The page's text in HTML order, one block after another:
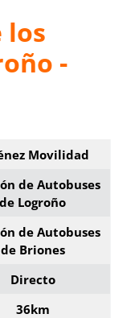
los
-
Movilidad
de Autobuses
de Logroño
de Autobuses
de Briones
Directo
36km